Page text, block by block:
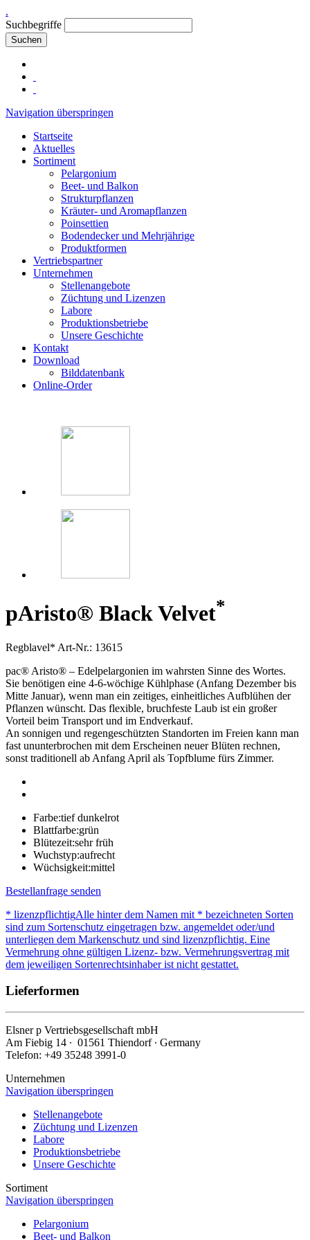
.
Suchbegriffe
Suchen
Navigation überspringen
Startseite
Aktuelles
Sortiment
Pelargonium
Beet- und Balkon
Strukturpflanzen
Kräuter- und Aromapflanzen
Poinsettien
Bodendecker und Mehrjährige
Produktformen
Vertriebspartner
Unternehmen
Stellenangebote
Züchtung und Lizenzen
Labore
Produktionsbetriebe
Unsere Geschichte
Kontakt
Download
Bilddatenbank
Online-Order
pAristo® Black Velvet*
Regblavel* Art-Nr.: 13615
pac® Aristo® – Edelpelargonien im wahrsten Sinne des Wortes.
Sie benötigen eine 4-6-wöchige Kühlphase (Anfang Dezember bis
Mitte Januar), wenn man ein zeitiges, einheitliches Aufblühen der
Pflanzen wünscht. Das flexible, bruchfeste Laub ist ein großer
Vorteil beim Transport und im Endverkauf.
An sonnigen und regengeschützten Standorten im Freien kann man
fast ununterbrochen mit dem Erscheinen neuer Blüten rechnen,
sonst traditionell ab Anfang April als Topfblume fürs Zimmer.
Farbe:tief dunkelrot
Blattfarbe:grün
Blütezeit:sehr früh
Wuchstyp:aufrecht
Wüchsigkeit:mittel
Bestellanfrage senden
* lizenzpflichtigAlle hinter dem Namen mit * bezeichneten Sorten
sind zum Sortenschutz eingetragen bzw. angemeldet oder/und
unterliegen dem Markenschutz und sind lizenzpflichtig. Eine
Vermehrung ohne gültigen Lizenz- bzw. Vermehrungsvertrag mit
dem jeweiligen Sortenrechtsinhaber ist nicht gestattet.
Lieferformen
Elsnerp Vertriebsgesellschaft mbH
Am Fiebig 14 ∙ 01561 Thiendorf ∙ Germany
Telefon: +49 35248 3991-0
Unternehmen
Navigation überspringen
Stellenangebote
Züchtung und Lizenzen
Labore
Produktionsbetriebe
Unsere Geschichte
Sortiment
Navigation überspringen
Pelargonium
Beet- und Balkon